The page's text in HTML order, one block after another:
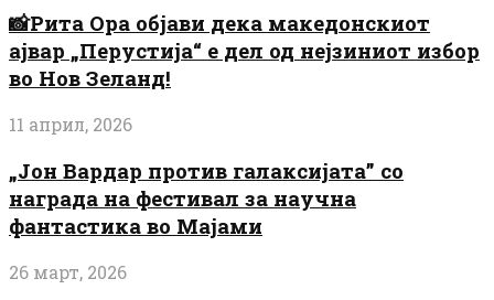
📸Рита Ора објави дека македонскиот
ајвар „Перустија“ е дел од нејзиниот избор
во Нов Зеланд!
11 април, 2026
„Јон Вардар против галаксијата” со
награда на фестивал за научна
фантастика во Мајами
26 март, 2026